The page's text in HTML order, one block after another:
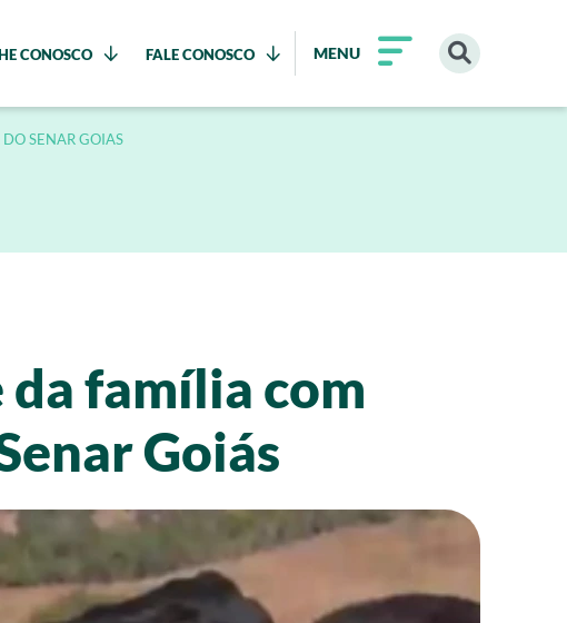
CONOSCO FALE CONOSCO MENU
SENAR GOIAS
família com
Goiás